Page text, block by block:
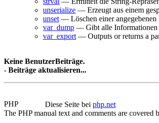
unserialize — Erzeugt aus einem
unset — Löschen einer angegebenen
var_dump — Gibt alle Informationen
var_export — Outputs or returns a
Keine BenutzerBeiträge.
- Beiträge aktualisieren...
Diese Seite bei php.net
The PHP manual text and comments are